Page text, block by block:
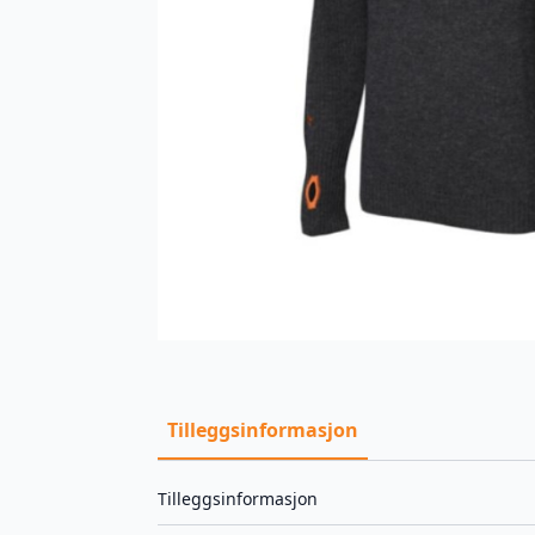
Tilleggsinformasjon
Tilleggsinformasjon